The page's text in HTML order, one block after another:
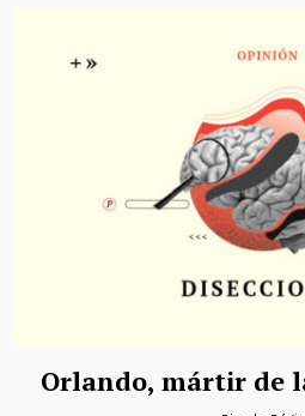
Orlando, mártir de